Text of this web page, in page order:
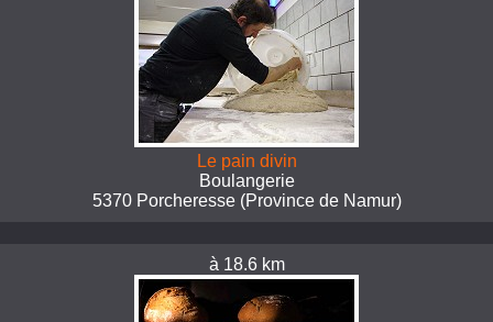
Le pain divin
Boulangerie
5370 Porcheresse (Province de Namur)
à 18.6 km